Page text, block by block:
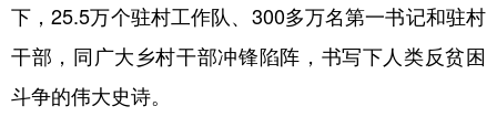
下，25.5万个驻村工作队、300多万名第一书记和驻村
干部，同广大乡村干部冲锋陷阵，书写下人类反贫困
斗争的伟大史诗。